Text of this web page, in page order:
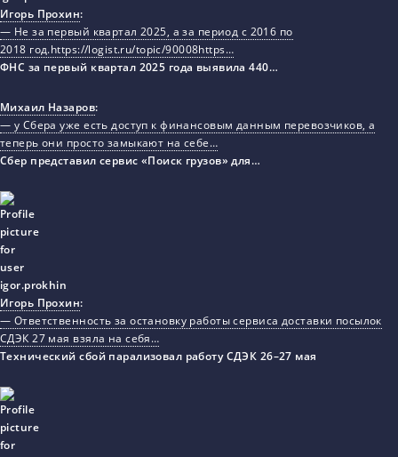
Игорь Прохин:
— Не за первый квартал 2025, а за период с 2016 по
2018 год.https://logist.ru/topic/90008https…
ФНС за первый квартал 2025 года выявила 440…
Михаил Назаров:
— у Сбера уже есть доступ к финансовым данным перевозчиков, а
теперь они просто замыкают на себе…
Сбер представил сервис «Поиск грузов» для…
Игорь Прохин:
— Ответственность за остановку работы сервиса доставки посылок
СДЭК 27 мая взяла на себя…
Технический сбой парализовал работу СДЭК 26–27 мая